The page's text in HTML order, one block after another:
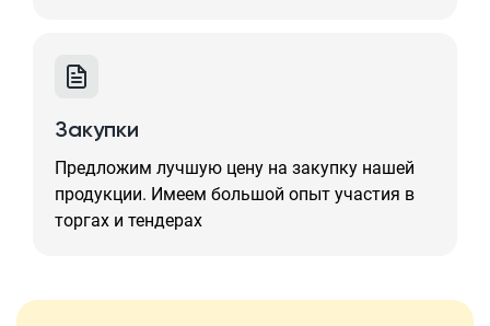
Закупки
Предложим лучшую цену на закупку нашей
продукции. Имеем большой опыт участия в
торгах и тендерах